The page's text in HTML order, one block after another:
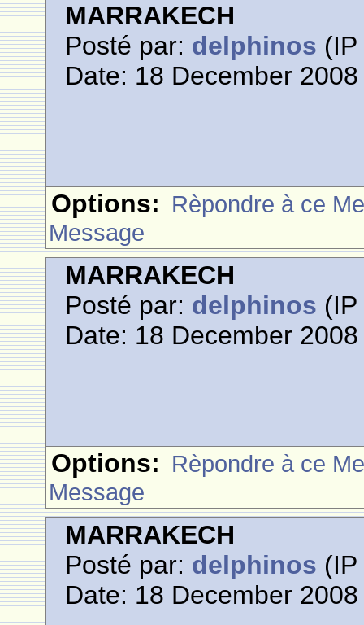
MARRAKECH
Posté par: delphinos
Date: 18 December
Options: Rèpondre à ce
Message
MARRAKECH
Posté par: delphinos
Date: 18 December
Options: Rèpondre à ce
Message
MARRAKECH
Posté par: delphinos
Date: 18 December